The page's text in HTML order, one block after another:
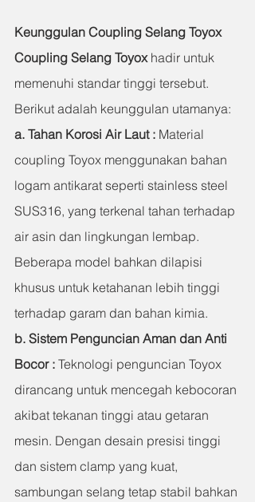
Keunggulan Coupling Selang Toyox
Coupling Selang Toyox hadir untuk
memenuhi standar tinggi tersebut.
Berikut adalah keunggulan utamanya:
a. Tahan Korosi Air Laut : Material
coupling Toyox menggunakan bahan
logam antikarat seperti stainless steel
SUS316, yang terkenal tahan terhadap
air asin dan lingkungan lembap.
Beberapa model bahkan dilapisi
khusus untuk ketahanan lebih tinggi
terhadap garam dan bahan kimia.
b. Sistem Penguncian Aman dan Anti
Bocor : Teknologi penguncian Toyox
dirancang untuk mencegah kebocoran
akibat tekanan tinggi atau getaran
mesin. Dengan desain presisi tinggi
dan sistem clamp yang kuat,
sambungan selang tetap stabil bahkan